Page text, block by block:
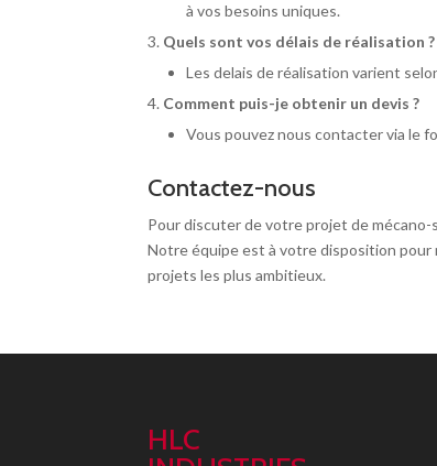
à vos besoins uniques.
Quels sont vos délais de réalisation ?
Les delais de réalisation varient
Comment puis-je obtenir un devis ?
Vous pouvez nous contacter via le
Contactez-nous
Pour discuter de votre projet de
Notre équipe est à votre disposition
projetsles plus ambitieux.
HLC